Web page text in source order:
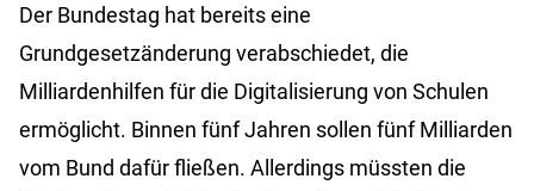
Der Bundestag hat bereits eine
Grundgesetzänderung verabschiedet, die
Milliardenhilfen für die Digitalisierung von Schulen
ermöglicht. Binnen fünf Jahren sollen fünf Milliarden
vom Bund dafür fließen. Allerdings müssten die